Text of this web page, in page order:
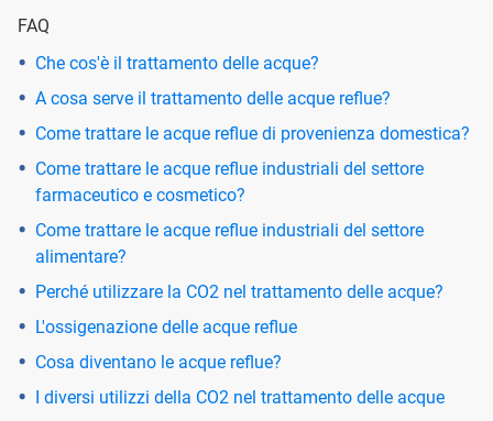
FAQ
Che cos'è il trattamento delle acque?
A cosa serve il trattamento delle acque reflue?
Come trattare le acque reflue di provenienza domestica?
Come trattare le acque reflue industriali del settore
farmaceutico e cosmetico?
Come trattare le acque reflue industriali del settore
alimentare?
Perché utilizzare la CO2 nel trattamento delle acque?
L'ossigenazione delle acque reflue
Cosa diventano le acque reflue?
I diversi utilizzi della CO2 nel trattamento delle acque